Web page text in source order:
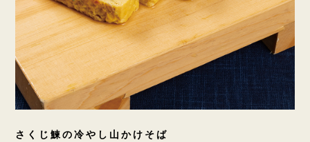
さくじ鰊の冷やし山かけそば